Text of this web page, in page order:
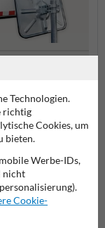
Stadtmobiliar
Technologien.
richtig
Cookies, um
bieten.
Werbe-IDs,
nicht
Cookie-